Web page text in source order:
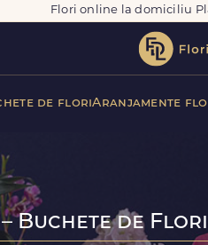
Flori online la domiciliu
de floriAranjamente
Buchete de